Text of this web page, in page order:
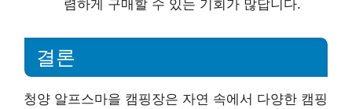
렴하게 구매할 수 있는 기회가 많답니다.
결론
청양 알프스마을 캠핑장은 자연 속에서 다양한 캠핑